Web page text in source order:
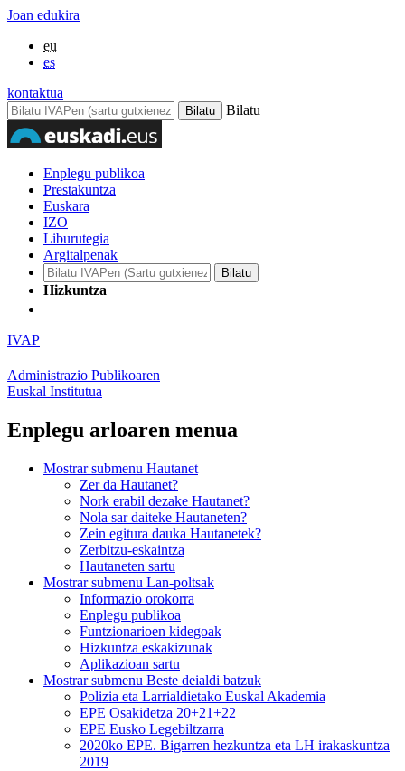
Joan edukira
eu
es
kontaktua
Bilatu
Enplegu publikoa
Prestakuntza
Euskara
IZO
Liburutegia
Argitalpenak
Hizkuntza
IVAP
Administrazio Publikoaren
Euskal Institutua
Enplegu arloaren menua
Mostrar submenu Hautanet
Zer da Hautanet?
Nork erabil dezake Hautanet?
Nola sar daiteke Hautaneten?
Zein egitura dauka Hautanetek?
Zerbitzu-eskaintza
Hautaneten sartu
Mostrar submenu Lan-poltsak
Informazio orokorra
Enplegu publikoa
Funtzionarioen kidegoak
Hizkuntza eskakizunak
Aplikazioan sartu
Mostrar submenu Beste deialdi batzuk
Polizia eta Larrialdietako Euskal Akademia
EPE Osakidetza 20+21+22
EPE Eusko Legebiltzarra
2020ko EPE. Bigarren hezkuntza eta LH irakaskuntza
2019